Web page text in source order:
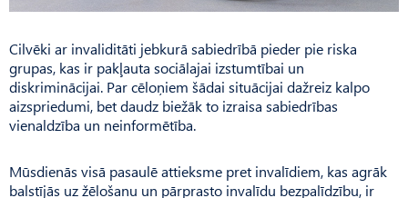
Cilvēki ar invaliditāti jebkurā sabiedrībā pieder pie riska
grupas, kas ir pakļauta sociālajai izstumtībai un
diskriminācijai. Par cēloņiem šādai situācijai dažreiz kalpo
aizspriedumi, bet daudz biežāk to izraisa sabiedrības
vienaldzība un neinformētība.
Mūsdienās visā pasaulē attieksme pret invalīdiem, kas agrāk
balstījās uz žēlošanu un pārprasto invalīdu bezpalīdzību, ir